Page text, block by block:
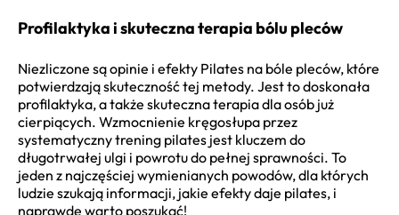
Profilaktyka i skuteczna terapia bólu pleców
Niezliczone są opinie i efekty Pilates na bóle pleców, które
potwierdzają skuteczność tej metody. Jest to doskonała
profilaktyka, a także skuteczna terapia dla osób już
cierpiących. Wzmocnienie kręgosłupa przez
systematyczny trening pilates jest kluczem do
długotrwałej ulgi i powrotu do pełnej sprawności. To
jeden z najczęściej wymienianych powodów, dla których
ludzie szukają informacji, jakie efekty daje pilates, i
naprawdę warto poszukać!